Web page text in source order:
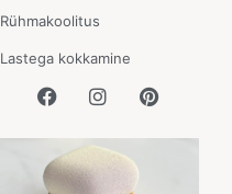
Rühmakoolitus
Lastega kokkamine